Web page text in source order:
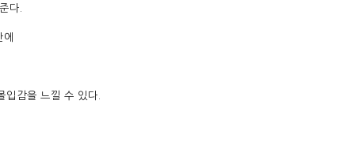
다.
감을 느낄 수 있다.